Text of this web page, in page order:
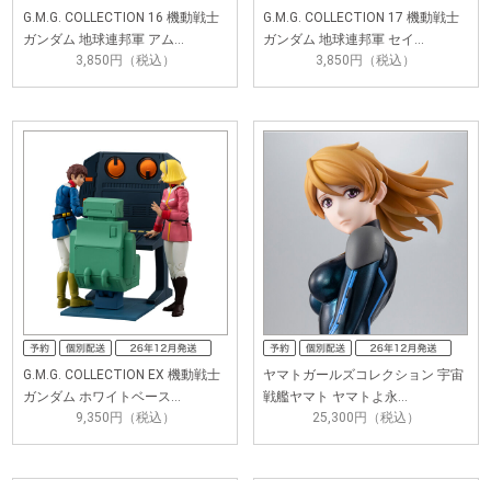
G.M.G. COLLECTION 16 機動戦士
ガンダム 地球連邦軍 アム…
3,850円（税込）
G.M.G. COLLECTION 17 機動戦士
ガンダム 地球連邦軍 セイ…
3,850円（税込）
G.M.G. COLLECTION EX 機動戦士
ガンダム ホワイトベース…
9,350円（税込）
ヤマトガールズコレクション 宇宙
戦艦ヤマト ヤマトよ永…
25,300円（税込）